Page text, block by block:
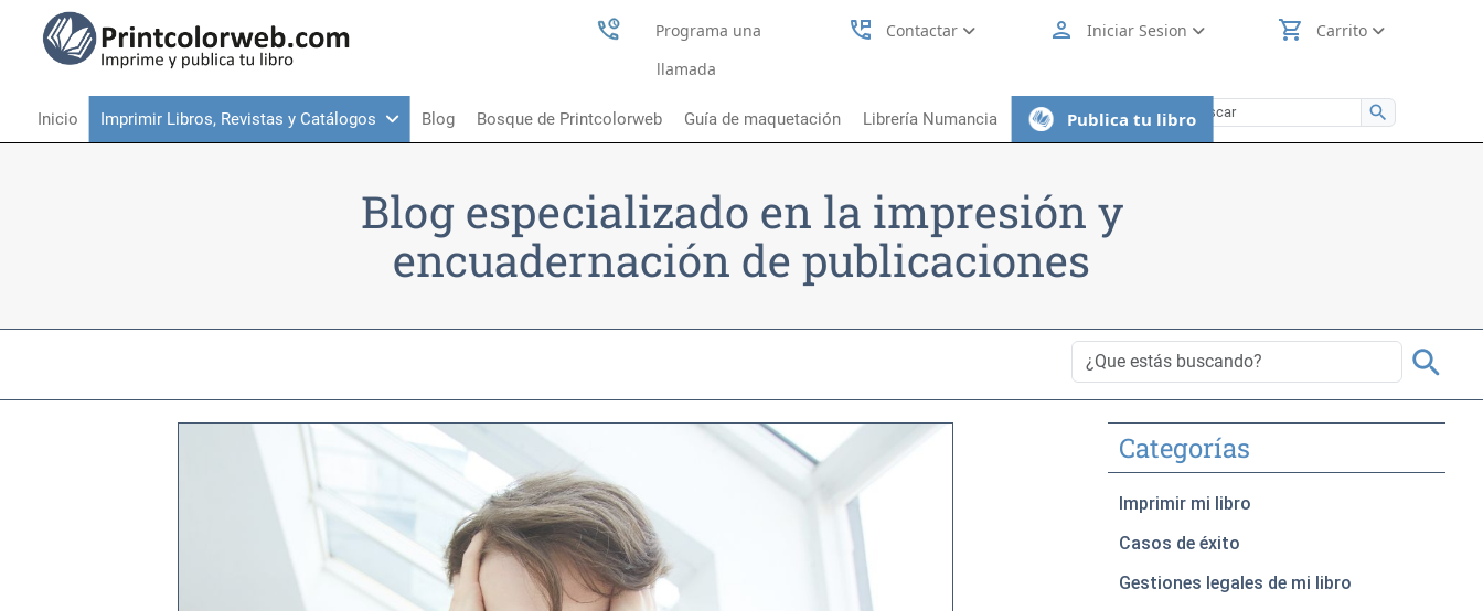
Programa una
llamada
perm_phone_msg Contactar person Iniciar Sesion shopping_cart Carrito
search
Inicio Imprimir Libros, Revistas y Catálogos Blog Bosque de Printcolorweb Guía de maquetación Librería Numancia Publica tu libro
Blog especializado en la impresión y
encuadernación de publicaciones
search
Categorías
Imprimir mi libro
Casos de éxito
Gestiones legales de mi libro